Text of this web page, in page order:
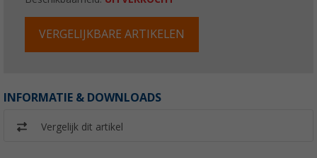
VERGELIJKBARE ARTIKELEN
INFORMATIE & DOWNLOADS
Vergelijk dit artikel